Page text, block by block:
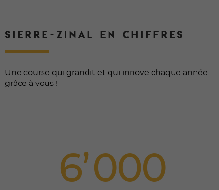
SIERRE-ZINAL EN CHIFFRES
Une course qui grandit et qui innove chaque année
grâce à vous !
6 000